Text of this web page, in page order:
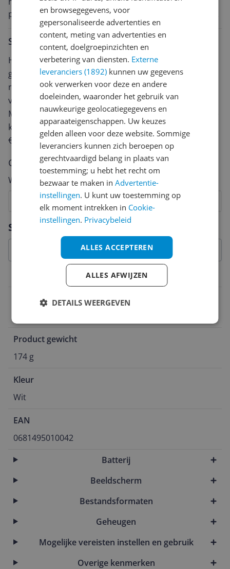
Specificaties
Productinformatie
Waterbestendig
Product gewicht
174 g
Kleur
Wit
EAN
0681495010042
Batterij
Beeldscherm
Bestandsformaten
Geheugen
Mogelijke vereisten instellen en gebruik
Overige kenmerken
pc moet de nacht erg prettig lezen. Woordenboek voor
uitleg of vertaling. Kleur staat mooi maar niet een
meerwaarde. Zeart/wit is prima. Regelmatig
uploaden/synchroniseren op de kobo site.
Schrijf een review
Heb jij dit product in bezit en wil je graag je mening
geven? Start dan hieronder met het schrijven van je
review. Afhankelijk van de details duurt het schrijven
van een review gemiddeld tussen de 3 en 10 minuten.
Met jouw mening help je andere bezoekers een betere
keuze te maken én maak je iedere maand kans op
€250,-!
Klik hier voor de actievoorwaarden.
Cijfer
Welk cijfer geef jij dit product?
8
7
6
5
4
3
2
Vraag 1 van 4
en browsegegevens, voor
gepersonaliseerde advertenties en
content, meting van advertenties en
content, doelgroepinzichten en
verbetering van diensten. Externe
leveranciers (1892) kunnen uw gegevens
ook verwerken voor deze en andere
doeleinden, waaronder het gebruik van
nauwkeurige geolocatiegegevens en
apparaateigenschappen. Uw keuzes
gelden alleen voor deze website. Sommige
leveranciers kunnen zich beroepen op
gerechtvaardigd belang in plaats van
toestemming; u hebt het recht om
bezwaar te maken inAdvertentie-
instellingen. U kunt uw toestemming op
elk moment intrekken in Cookie-
instellingen. Privacybeleid
ALLES ACCEPTEREN
ALLES AFWIJZEN
DETAILS WEERGEVEN